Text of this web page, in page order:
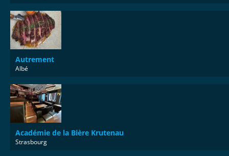
Autrement
Albé
Académie de la Bière Krutenau
Strasbourg